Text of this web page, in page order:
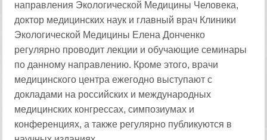
направления Экологической Медицины Человека,
доктор медицинских наук и главный врач Клиники
Экологической Медицины Елена Донченко
регулярно проводит лекции и обучающие семинары
по данному направлению. Кроме этого, врачи
медицинского центра ежегодно выступают с
докладами на российских и международных
медицинских конгрессах, симпозиумах и
конференциях, а также регулярно публикуются в